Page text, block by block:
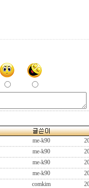
me-k90
me-k90
me-k90
me-k90
comkim